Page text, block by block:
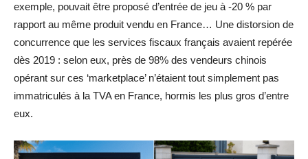
exemple, pouvait être proposé d’entrée de jeu à -20 % par
rapport au même produit vendu en France… Une distorsion de
concurrence que les services fiscaux français avaient repérée
dès 2019 : selon eux, près de 98% des vendeurs chinois
opérant sur ces ‘marketplace’ n’étaient tout simplement pas
immatriculés à la TVA en France, hormis les plus gros d’entre
eux.